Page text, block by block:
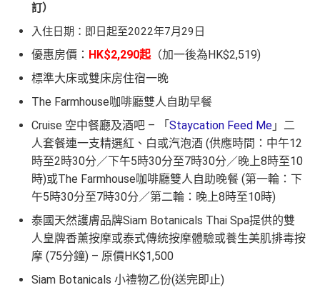
訂）
入住日期：即日起至2022年7月29日
優惠房價： HK$2,290起 （加一後為HK$2,519)
標準大床或雙床房住宿一晚
The Farmhouse咖啡廳雙人自助早餐
Cruise 空中餐廳及酒吧 – 「 Staycation Feed Me 」二
人套餐連一支精選紅、白或汽泡酒 (供應時間：中午12
時至2時30分／下午5時30分至7時30分／晚上8時至10
時)或The Farmhouse咖啡廳雙人自助晚餐 (第一輪：下
午5時30分至7時30分／第二輪：晚上8時至10時)
泰國天然護膚品牌Siam Botanicals Thai Spa提供的雙
人皇牌香薰按摩或泰式傳統按摩體驗或養生美肌排毒按
摩 (75分鐘) – 原價HK$1,500
Siam Botanicals 小禮物乙份(送完即止)